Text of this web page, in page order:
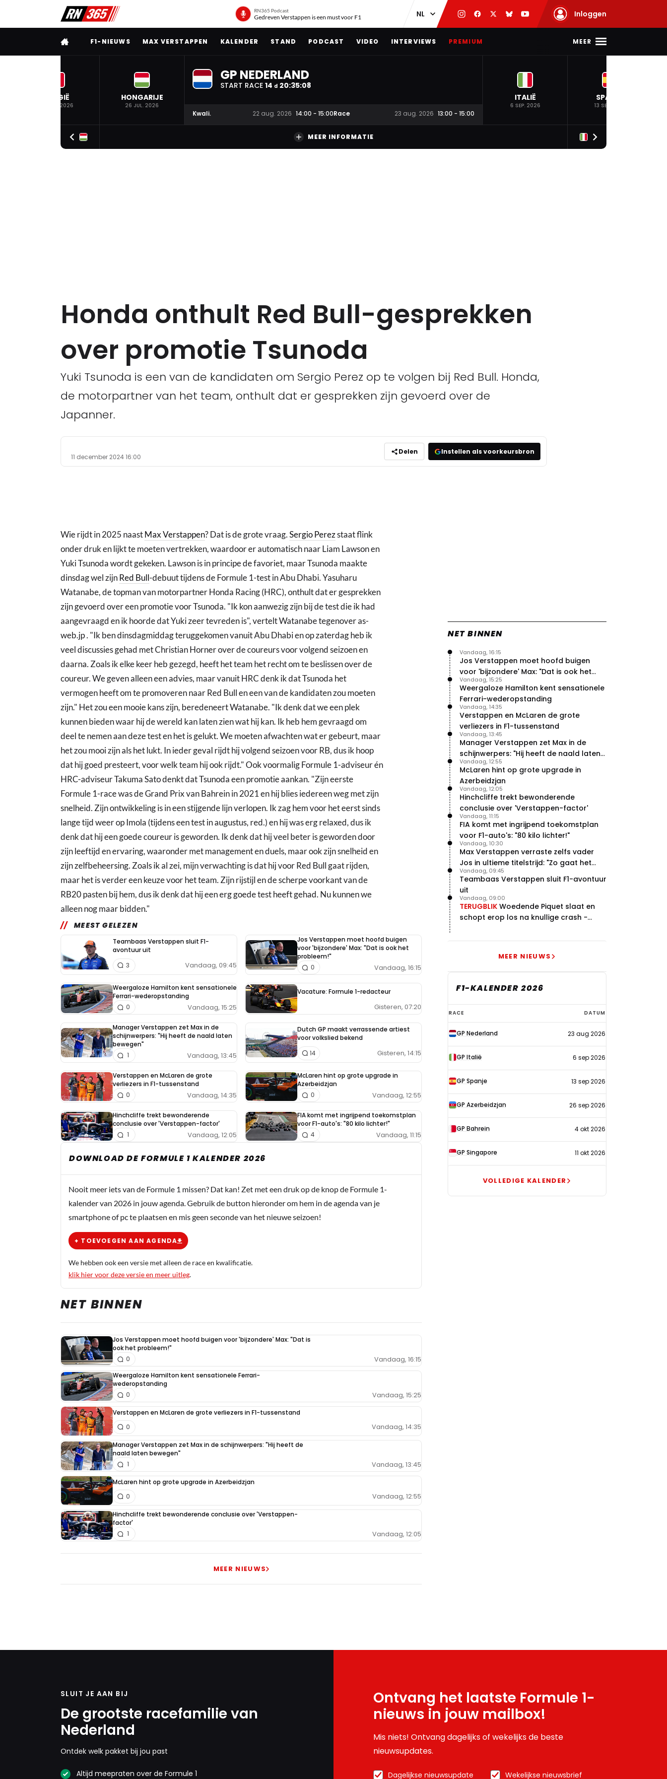
RN365 Podcast
Gedreven Verstappen is een must voor F1 Inloggen
VOLLEDIG MENU
F1-NIEUWS MAX VERSTAPPEN KALENDER STAND PODCAST VIDEO INTERVIEWS PREMIUM MEER
BELGIË
19 JUL. 2026
HONGARIJE
26 JUL. 2026
GP NEDERLAND
START RACE 14 d 20:35:07
Kwali. 22 aug. 2026 14:00 - 15:00Race 23 aug. 2026 13:00 - 15:00
ITALIË
6 SEP. 2026
SPANJE
13 SEP. 2026
MEER INFORMATIE
Honda onthult Red Bull-gesprekken
over promotie Tsunoda
Yuki Tsunoda is een van de kandidaten om Sergio Perez op te volgen bij Red Bull. Honda,
de motorpartner van het team, onthult dat er gesprekken zijn gevoerd over de
Japanner.
11 december 2024 16:00
Delen Instellen als voorkeursbron
Wie rijdt in 2025 naastMax Verstappen? Dat is de grote vraag.Sergio Perezstaat flink
onder druk en lijkt te moeten vertrekken, waardoor er automatisch naar Liam Lawson en
Yuki Tsunoda wordt gekeken. Lawson is in principe de favoriet, maar Tsunoda maakte
dinsdag wel zijnRed Bull-debuut tijdens de Formule 1-test in Abu Dhabi. Yasuharu
Watanabe, de topman van motorpartner Honda Racing (HRC), onthult dat er gesprekken
zijn gevoerd over een promotie voor Tsunoda. "Ik kon aanwezig zijn bij de test die ik had
aangevraagd en ik hoorde dat Yuki zeer tevreden is", vertelt Watanabe tegenover as-
web.jp . "Ik ben dinsdagmiddag teruggekomen vanuit Abu Dhabi en op zaterdag heb ik
veel discussies gehad met Christian Horner over de coureurs voor volgend seizoen en
daarna. Zoals ik elke keer heb gezegd, heeft het team het recht om te beslissen over de
coureur. We geven alleen een advies, maar vanuit HRC denk ik dat Tsunoda het
vermogen heeft om te promoveren naar Red Bull en een van de kandidaten zou moeten
zijn." Het zou een mooie kans zijn, beredeneert Watanabe. "Ik denk dat we een plek
kunnen bieden waar hij de wereld kan laten zien wat hij kan. Ik heb hem gevraagd om
deel te nemen aan deze test en het is gelukt. We moeten afwachten wat er gebeurt, maar
het zou mooi zijn als het lukt. In ieder geval rijdt hij volgend seizoen voor RB, dus ik hoop
dat hij goed presteert, voor welk team hij ook rijdt." Ook voormalig Formule 1-adviseur én
HRC-adviseur Takuma Sato denkt dat Tsunoda een promotie aankan. "Zijn eerste
Formule 1-race was de Grand Prix van Bahrein in 2021 en hij blies iedereen weg met zijn
snelheid. Zijn ontwikkeling is in een stijgende lijn verlopen. Ik zag hem voor het eerst sinds
lange tijd weer op Imola (tijdens een test in augustus, red.) en hij was erg relaxed, dus ik
denk dat hij een goede coureur is geworden. Ik denk dat hij veel beter is geworden door
zijn leeftijd en ervaring, waaronder met management en duels, maar ook zijn snelheid en
zijn zelfbeheersing. Zoals ik al zei, mijn verwachting is dat hij voor Red Bull gaat rijden,
maar het is verder een keuze voor het team. Zijn rijstijl en de scherpe voorkant van de
RB20 pasten bij hem, dus ik denk dat hij een erg goede test heeft gehad. Nu kunnen we
alleen nog maar bidden."
MEEST GELEZEN
Teambaas Verstappen sluit F1-
avontuur uit
Vandaag, 09:45
3
Jos Verstappen moet hoofd buigen
voor 'bijzondere' Max: "Dat is ook het
probleem!"
Vandaag, 16:15
0
Weergaloze Hamilton kent sensationele
Ferrari-wederopstanding
Vandaag, 15:25
0
Vacature: Formule 1-redacteur
Gisteren, 07:20
Manager Verstappen zet Max in de
schijnwerpers: "Hij heeft de naald laten
bewegen"
Vandaag, 13:45
1
Dutch GP maakt verrassende artiest
voor volkslied bekend
Gisteren, 14:15
14
Verstappen en McLaren de grote
verliezers in F1-tussenstand
Vandaag, 14:35
0
McLaren hint op grote upgrade in
Azerbeidzjan
Vandaag, 12:55
0
Hinchcliffe trekt bewonderende
conclusie over 'Verstappen-factor'
Vandaag, 12:05
1
FIA komt met ingrijpend toekomstplan
voor F1-auto's: "80 kilo lichter!"
Vandaag, 11:15
4
DOWNLOAD DE FORMULE 1 KALENDER 2026
Nooit meer iets van de Formule 1 missen? Dat kan! Zet met een druk op de knop de Formule 1-
kalender van 2026 in jouw agenda. Gebruik de button hieronder om hem in de agenda van je
smartphone of pc te plaatsen en mis geen seconde van het nieuwe seizoen!
+ TOEVOEGEN AAN AGENDA
We hebben ook een versie met alleen de race en kwalificatie.
klik hier voor deze versie en meer uitleg.
NET BINNEN
Jos Verstappen moet hoofd buigen voor 'bijzondere' Max: "Dat is
ook het probleem!"
Vandaag, 16:15
0
Weergaloze Hamilton kent sensationele Ferrari-
wederopstanding
Vandaag, 15:25
0
Verstappen en McLaren de grote verliezers in F1-tussenstand
Vandaag, 14:35
0
Manager Verstappen zet Max in de schijnwerpers: "Hij heeft de
naald laten bewegen"
Vandaag, 13:45
1
McLaren hint op grote upgrade in Azerbeidzjan
Vandaag, 12:55
0
Hinchcliffe trekt bewonderende conclusie over 'Verstappen-
factor'
Vandaag, 12:05
1
MEER NIEUWS
NET BINNEN
Jos Verstappen moet hoofd buigen
voor 'bijzondere' Max: "Dat is ook het
probleem!"
Vandaag, 16:15
Weergaloze Hamilton kent sensationele
Ferrari-wederopstanding
Vandaag, 15:25
Verstappen en McLaren de grote
verliezers in F1-tussenstand
Vandaag, 14:35
Manager Verstappen zet Max in de
schijnwerpers: "Hij heeft de naald laten
bewegen"
Vandaag, 13:45
McLaren hint op grote upgrade in
Azerbeidzjan
Vandaag, 12:55
Hinchcliffe trekt bewonderende
conclusie over 'Verstappen-factor'
Vandaag, 12:05
FIA komt met ingrijpend toekomstplan
voor F1-auto's: "80 kilo lichter!"
Vandaag, 11:15
Max Verstappen verraste zelfs vader
Jos in ultieme titelstrijd: "Zo gaat het
altijd!"
Vandaag, 10:30
Teambaas Verstappen sluit F1-avontuur
uit
Vandaag, 09:45
TERUGBLIK Woedende Piquet slaat en
schopt erop los na knullige crash -
Vandaag, 09:00
MEER NIEUWS
F1-KALENDER 2026
F1-
kalender
2026
RACE DATUM
GP Nederland 23 aug 2026
GP Italië 6 sep 2026
GP Spanje 13 sep 2026
GP Azerbeidzjan 26 sep 2026
GP Bahrein 4 okt 2026
GP Singapore 11 okt 2026
VOLLEDIGE KALENDER
SLUIT JE AAN BIJ
De grootste racefamilie van
Nederland
Ontdek welk pakket bij jou past
Altijd meepraten over de Formule 1
Ontvang het laatste Formule 1-
nieuws in jouw mailbox!
Mis niets! Ontvang dagelijks of wekelijks de beste
nieuwsupdates.
Dagelijkse nieuwsupdate Wekelijkse nieuwsbrief